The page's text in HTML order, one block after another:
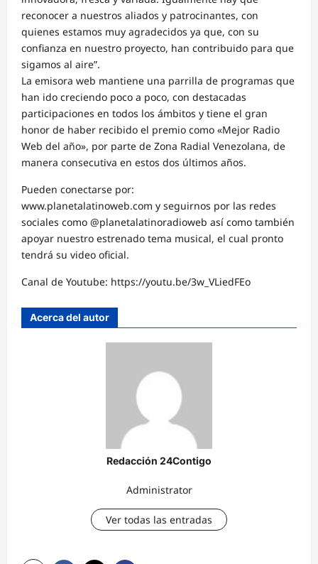
reconocer a nuestros aliados y patrocinantes, con
quienes estamos muy agradecidos ya que, con su
confianza en nuestro proyecto, han contribuido para que
sigamos al aire”.
La emisora web mantiene una parrilla de programas que
han ido creciendo poco a poco, con destacadas
participaciones en todos los ámbitos y tiene el gran
honor de haber recibido el premio como «Mejor Radio
Web del año», por parte de Zona Radial Venezolana, de
manera consecutiva en estos dos últimos años.
Pueden conectarse por:
www.planetalatinoweb.com y seguirnos por las redes
sociales como @planetalatinoradioweb así como también
apoyar nuestro estrenado tema musical, el cual pronto
tendrá su video oficial.
Canal de Youtube: https://youtu.be/3w_VLiedFEo
Acerca del autor
Redacción 24Contigo
Administrator
Ver todas las entradas